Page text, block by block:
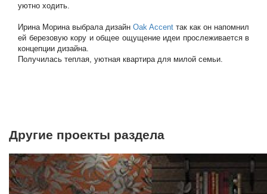
уютно ходить.
Ирина Морина выбрала дизайн Oak Accent так как он напомнил
ей березовую кору и общее ощущение идеи прослеживается в
концепции дизайна.
Получилась теплая, уютная квартира для милой семьи.
Другие проекты раздела